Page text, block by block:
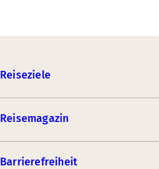
Reiseziele
Reisemagazin
Barrierefreiheit